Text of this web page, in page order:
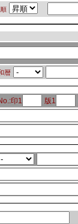
暦
印1 版1